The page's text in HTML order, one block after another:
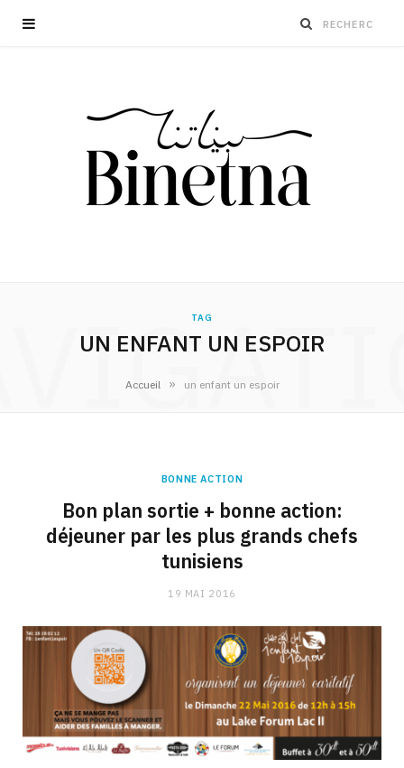
TAG
UN ENFANT UN ESPOIR
Accueil » un enfant un espoir
BONNE ACTION
Bon plan sortie + bonne action:
déjeuner par les plus grands chefs
tunisiens
19 MAI 2016